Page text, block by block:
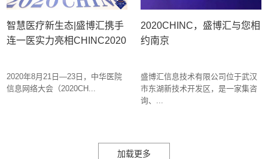
智慧医疗新生态|盛博汇携手
连一医实力亮相CHINC2020
2020年8月21日—23日，中华医院
信息网络大会（2020CH...
2020CHINC，盛博汇与您相
约南京
盛博汇信息技术有限公司位于武汉
市东湖新技术开发区，是一家集咨
询、...